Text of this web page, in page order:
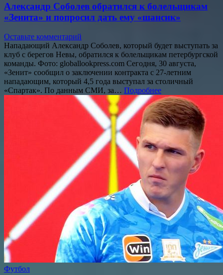
Александр Соболев обратился к болельщикам
«Зенита» и попросил дать ему «шансик»
Оставьте комментарий
Нападающий Александр Соболев, который будет выступать за
клуб с берегов Невы, обратился к болельщикам петербургской
команды. Фото: globallookpress.com Сегодня, 30 августа,
«Зенит» сообщил о заключении контракта с 27-летним
нападающим, который 4,5 года выступал за столичный
«Спартак». По данным СМИ, за… Подробнее
Футбол